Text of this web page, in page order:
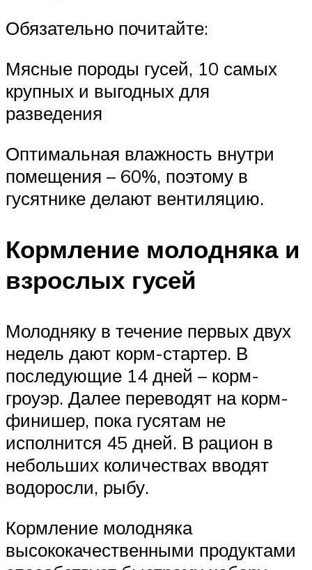
Обязательно почитайте:
Мясные породы гусей, 10 самых
крупных и выгодных для
разведения
Оптимальная влажность внутри
помещения – 60%, поэтому в
гусятнике делают вентиляцию.
Кормление молодняка и
взрослых гусей
Молодняку в течение первых двух
недель дают корм-стартер. В
последующие 14 дней – корм-
гроуэр. Далее переводят на корм-
финишер, пока гусятам не
исполнится 45 дней. В рацион в
небольших количествах вводят
водоросли, рыбу.
Кормление молодняка
высококачественными продуктами